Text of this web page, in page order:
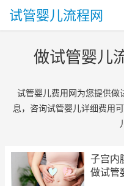
试管婴儿流程网
做试管婴儿
试管婴儿费用网为您提供做
息，咨询试管婴儿详细费用
子宫内
做试管